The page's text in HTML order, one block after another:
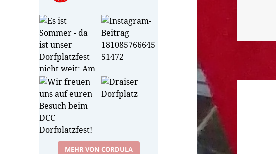
MEHR VON CORDULA